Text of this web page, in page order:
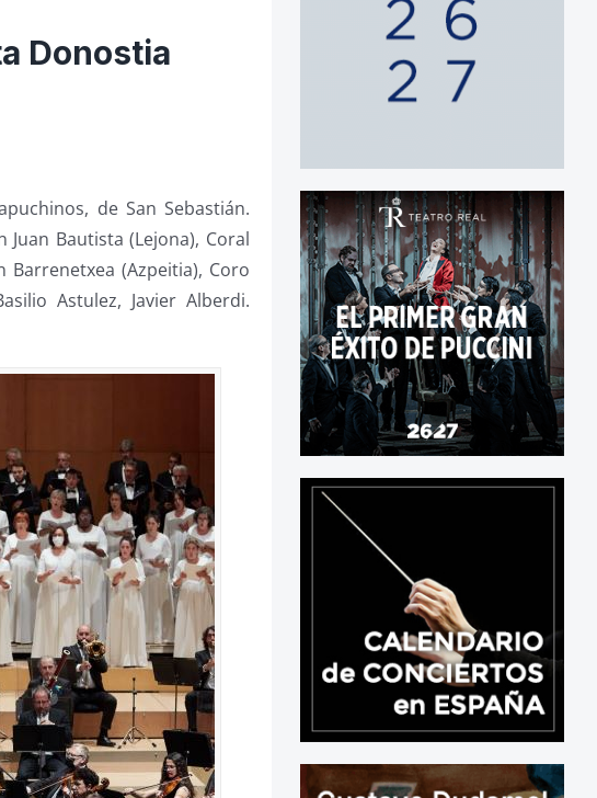
Donostia
de San Sebastián.
Juan Bautista (Lejona), Coral
Barrenetxea (Azpeitia), Coro
Astulez, Javier Alberdi.